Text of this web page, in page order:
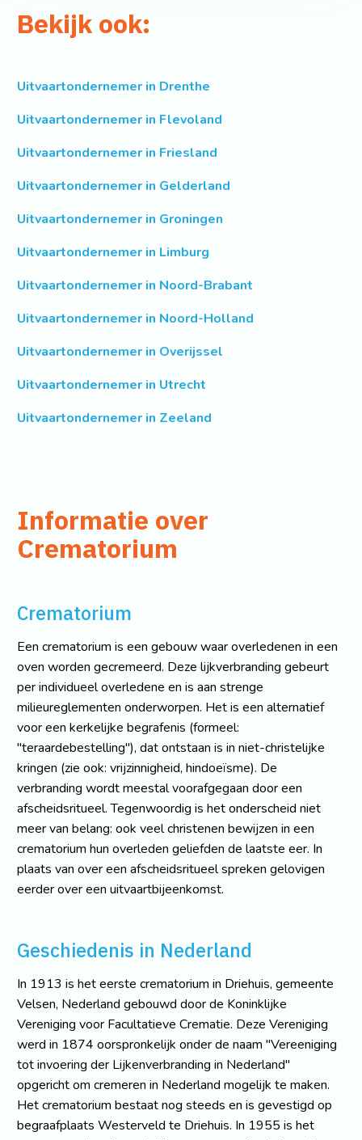
Bekijk ook:
Uitvaartondernemer in Drenthe
Uitvaartondernemer in Flevoland
Uitvaartondernemer in Friesland
Uitvaartondernemer in Gelderland
Uitvaartondernemer in Groningen
Uitvaartondernemer in Limburg
Uitvaartondernemer in Noord-Brabant
Uitvaartondernemer in Noord-Holland
Uitvaartondernemer in Overijssel
Uitvaartondernemer in Utrecht
Uitvaartondernemer in Zeeland
Informatie over
Crematorium
Crematorium
Een crematorium is een gebouw waar overledenen in een
oven worden gecremeerd. Deze lijkverbranding gebeurt
per individueel overledene en is aan strenge
milieureglementen onderworpen. Het is een alternatief
voor een kerkelijke begrafenis (formeel:
"teraardebestelling"), dat ontstaan is in niet-christelijke
kringen (zie ook: vrijzinnigheid, hindoeïsme). De
verbranding wordt meestal voorafgegaan door een
afscheidsritueel. Tegenwoordig is het onderscheid niet
meer van belang: ook veel christenen bewijzen in een
crematorium hun overleden geliefden de laatste eer. In
plaats van over een afscheidsritueel spreken gelovigen
eerder over een uitvaartbijeenkomst.
Geschiedenis in Nederland
In 1913 is het eerste crematorium in Driehuis, gemeente
Velsen, Nederland gebouwd door de Koninklijke
Vereniging voor Facultatieve Crematie. Deze Vereniging
werd in 1874 oorspronkelijk onder de naam "Vereeniging
tot invoering der Lijkenverbranding in Nederland"
opgericht om cremeren in Nederland mogelijk te maken.
Het crematorium bestaat nog steeds en is gevestigd op
begraafplaats Westerveld te Driehuis. In 1955 is het